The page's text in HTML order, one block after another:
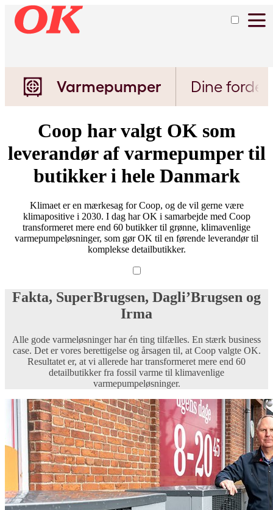
Varmepumper Dine
Coop har valgt OK som
leverandør af varmepumper til
butikker i hele Danmark
Klimaet er en mærkesag for Coop, og de vil gerne være
klimapositive i 2030. I dag har OK i samarbejde med Coop
transformeret mere end 60 butikker til grønne, klimavenlige
varmepumpeløsninger, som gør OK til en førende leverandør til
komplekse detailbutikker.
Fakta, SuperBrugsen, Dagli’Brugsen og
Irma
Alle gode varmeløsninger har én ting tilfælles. En stærk business
case. Det er vores berettigelse og årsagen til, at Coop valgte OK.
Resultatet er, at vi allerede har transformeret mere end 60
detailbutikker fra fossil varme til klimavenlige
varmepumpeløsninger.